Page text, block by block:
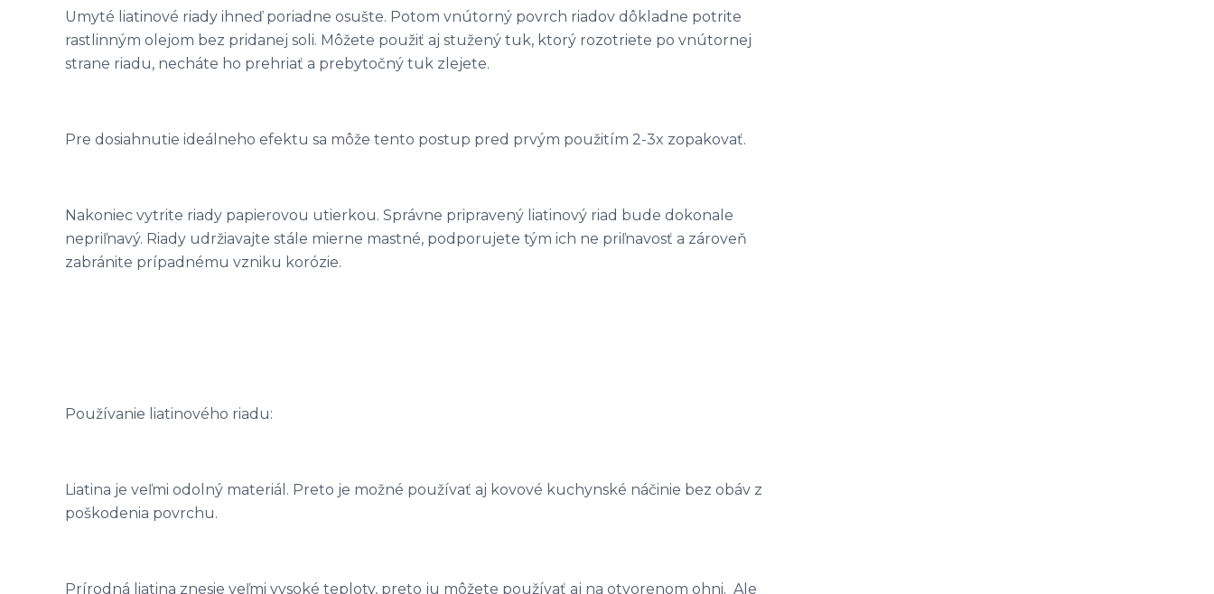
Umyté liatinové riady ihneď poriadne osušte. Potom vnútorný povrch riadov dôkladne potrite
rastlinným olejom bez pridanej soli. Môžete použiť aj stužený tuk, ktorý rozotriete po vnútornej
strane riadu, necháte ho prehriať a prebytočný tuk zlejete.
Pre dosiahnutie ideálneho efektu sa môže tento postup pred prvým použitím 2-3x zopakovať.
Nakoniec vytrite riady papierovou utierkou. Správne pripravený liatinový riad bude dokonale
nepriľnavý. Riady udržiavajte stále mierne mastné, podporujete tým ich ne priľnavosť a zároveň
zabránite prípadnému vzniku korózie.
Používanie liatinového riadu:
Liatina je veľmi odolný materiál. Preto je možné používať aj kovové kuchynské náčinie bez obáv z
poškodenia povrchu.
Prírodná liatina znesie veľmi vysoké teploty, preto ju môžete používať aj na otvorenom ohni. Ale